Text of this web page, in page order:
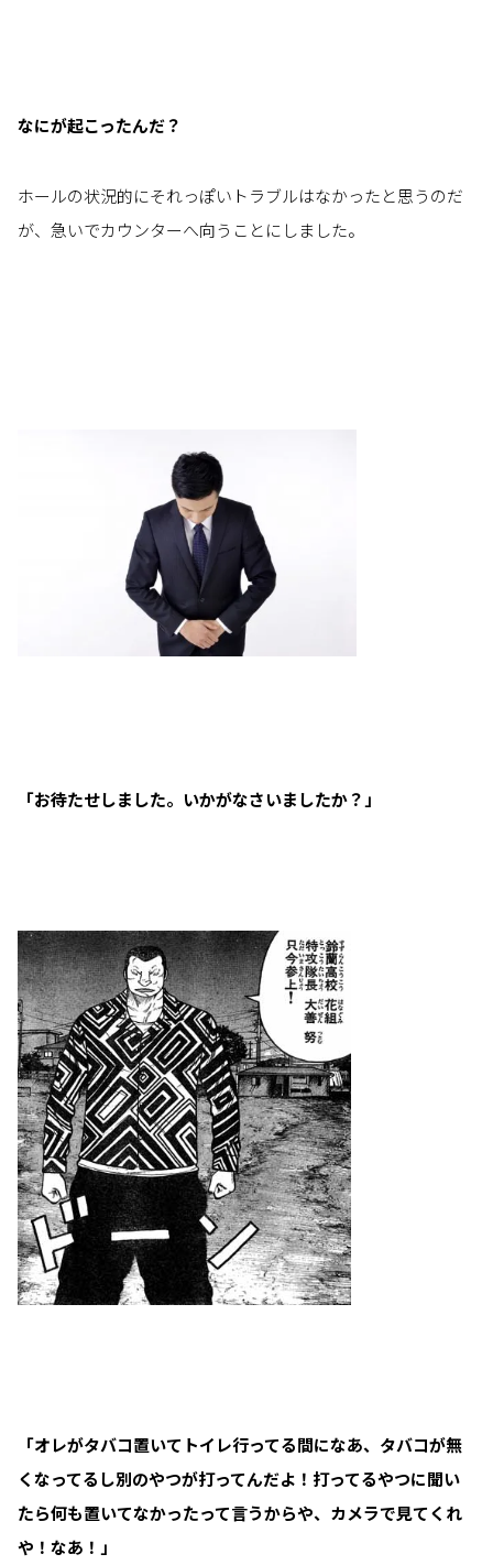
なにが起こったんだ？
ホールの状況的にそれっぽいトラブルはなかったと思うのだ
が、急いでカウンターへ向うことにしました。
「お待たせしました。いかがなさいましたか？」
「オレがタバコ置いてトイレ行ってる間になあ、タバコが無
くなってるし別のやつが打ってんだよ！打ってるやつに聞い
たら何も置いてなかったって言うからや、カメラで見てくれ
や！なあ！」